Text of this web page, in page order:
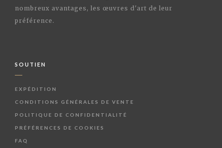
nombreux avantages, les œuvres d'art de leur
préférence.
SOUTIEN
EXPÉDITION
CONDITIONS GÉNÉRALES DE VENTE
POLITIQUE DE CONFIDENTIALITÉ
PRÉFÉRENCES DE COOKIES
FAQ